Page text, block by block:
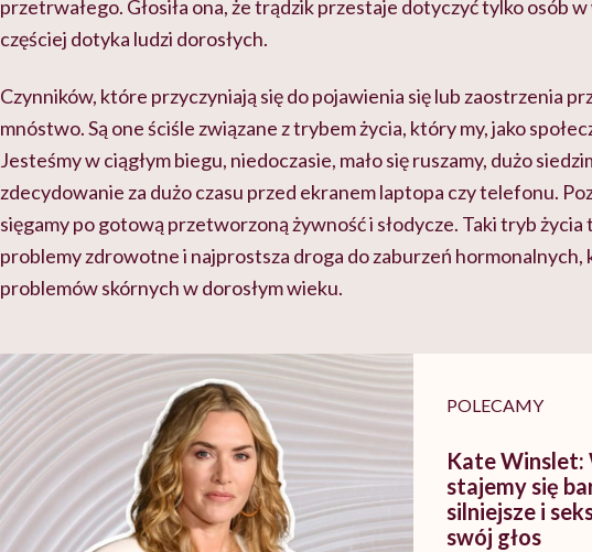
przetrwałego. Głosiła ona, że trądzik przestaje dotyczyć tylko osób
częściej dotyka ludzi dorosłych.
Czynników, które przyczyniają się do pojawienia się lub zaostrzenia
mnóstwo. Są one ściśle związane z trybem życia, który my, jako
Jesteśmy w ciągłym biegu, niedoczasie, mało się ruszamy, dużo
zdecydowanie za dużo czasu przed ekranem laptopa czy telefonu.
sięgamy po gotową przetworzoną żywność i słodycze. Taki tryb
problemy zdrowotne i najprostsza droga do zaburzeń hormonalnych,
problemów skórnych w dorosłym wieku.
POLECAMY
Kate Winslet:
stajemy się
silniejsze i
swój głos